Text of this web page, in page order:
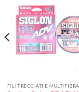
FILI TRECCIATI E MULTIFIBRA